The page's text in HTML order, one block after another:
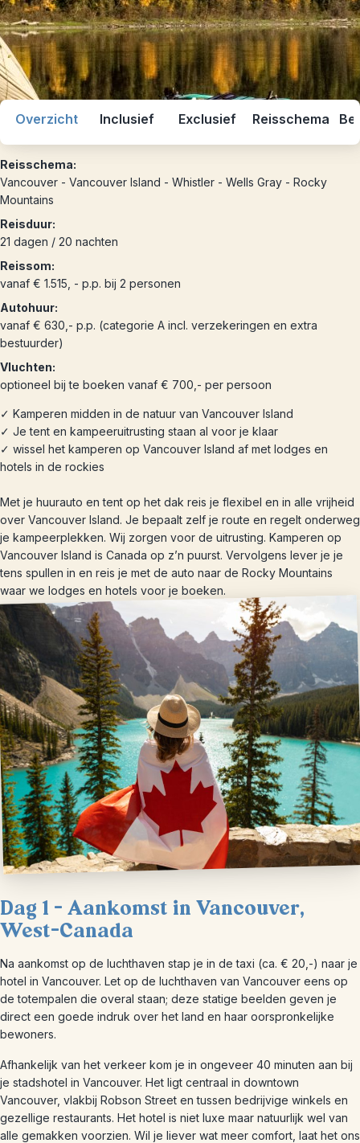
Overzicht Inclusief Exclusief Reisschema
Reisschema:
Vancouver - Vancouver Island - Whistler - Wells Gray - Rocky
Mountains
Reisduur:
21 dagen / 20 nachten
Reissom:
vanaf € 1.515, - p.p. bij 2 personen
Autohuur:
vanaf € 630,- p.p. (categorie A incl. verzekeringen en extra
bestuurder)
Vluchten:
optioneel bij te boeken vanaf € 700,- per persoon
✓ Kamperen midden in de natuur van Vancouver Island
✓ Je tent en kampeeruitrusting staan al voor je klaar
✓ wissel het kamperen op Vancouver Island af met lodges en
hotels in de rockies
Met je huurauto en tent op het dak reis je flexibel en in alle vrijheid
over Vancouver Island. Je bepaalt zelf je route en regelt onderweg
je kampeerplekken. Wij zorgen voor de uitrusting. Kamperen op
Vancouver Island is Canada op z’n puurst. Vervolgens lever je je
tens spullen in en reis je met de auto naar de Rocky Mountains
waar we lodges en hotels voor je boeken.
Dag 1 – Aankomst in Vancouver,
West-Canada
Na aankomst op de luchthaven stap je in de taxi (ca. € 20,-) naar je
hotel in Vancouver. Let op de luchthaven van Vancouver eens op
de totempalen die overal staan; deze statige beelden geven je
direct een goede indruk over het land en haar oorspronkelijke
bewoners.
Afhankelijk van het verkeer kom je in ongeveer 40 minuten aan bij
je stadshotel in Vancouver. Het ligt centraal in downtown
Vancouver, vlakbij Robson Street en tussen bedrijvige winkels en
gezellige restaurants. Het hotel is niet luxe maar natuurlijk wel van
alle gemakken voorzien. Wil je liever wat meer comfort, laat het ons